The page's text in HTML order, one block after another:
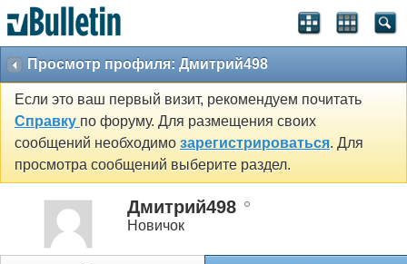
Просмотр профиля: Дмитрий498
Если это ваш первый визит, рекомендуем почитать
Справку по форуму. Для размещения своих
сообщений необходимо зарегистрироваться. Для
просмотра сообщений выберите раздел.
Дмитрий498
Новичок